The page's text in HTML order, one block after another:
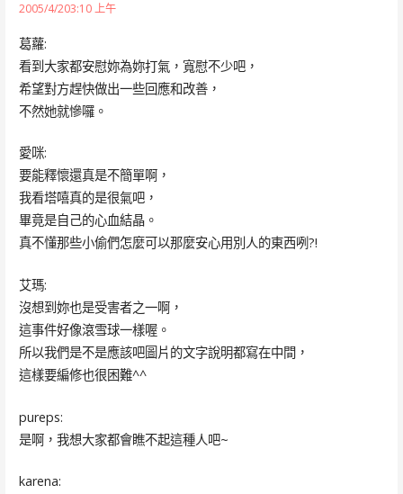
2005/4/203:10 上午
葛蘿:
看到大家都安慰妳為妳打氣，寬慰不少吧，
希望對方趕快做出一些回應和改善，
不然她就慘囉。
愛咪:
要能釋懷還真是不簡單啊，
我看塔嘻真的是很氣吧，
畢竟是自己的心血結晶。
真不懂那些小偷們怎麼可以那麼安心用別人的東西咧?!
艾瑪:
沒想到妳也是受害者之一啊，
這事件好像滾雪球一樣喔。
所以我們是不是應該吧圖片的文字說明都寫在中間，
這樣要編修也很困難^^
pureps:
是啊，我想大家都會瞧不起這種人吧~
karena: